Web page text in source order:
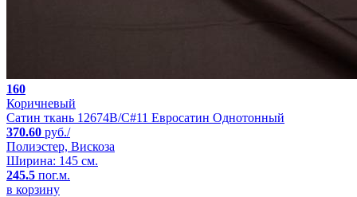
160
Коричневый
Сатин ткань 12674B/C#11 Евросатин Однотонный
370.60 руб./
Полиэстер, Вискоза
Ширина: 145 см.
245.5 пог.м.
в корзину